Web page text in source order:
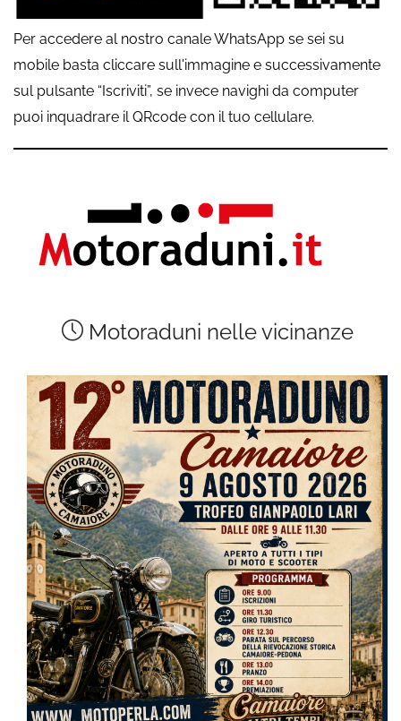
Per accedere al nostro canale WhatsApp se sei su
mobile basta cliccare sull'immagine e successivamente
sul pulsante “Iscriviti”, se invece navighi da computer
puoi inquadrare il QRcode con il tuo cellulare.
Motoraduni nelle vicinanze